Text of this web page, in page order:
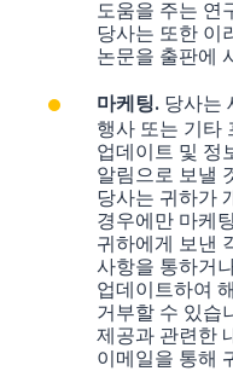
도움을 주는 연
당사는 또한 이
논문을 출판에
마케팅. 당사는
행사 또는 기타
업데이트 및 정
알림으로 보낼
당사는 귀하가
경우에만 마케
귀하에게 보낸
사항을 통하거
업데이트하여
거부할 수 있습
제공과 관련한
이메일을 통해